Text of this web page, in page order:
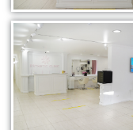
Zein Obagi
(питание и
Трихология